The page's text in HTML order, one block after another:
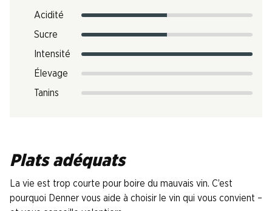
Acidité
Sucre
Intensité
Élevage
Tanins
Plats adéquats
La vie est trop courte pour boire du mauvais vin. C’est
pourquoi Denner vous aide à choisir le vin qui vous convient –